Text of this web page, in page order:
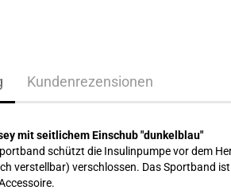
Kundenrezensionen
mit seitlichem Einschub "dunkelblau"
schützt die Insulinpumpe vor dem
verstellbar) verschlossen. Das Sportband